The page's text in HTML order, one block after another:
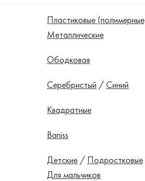
Пластиковые
Металлические
Ободковая
Серебристый / Синий
Квадратные
Baniss
Детские/ Подростковые
Для мальчиков